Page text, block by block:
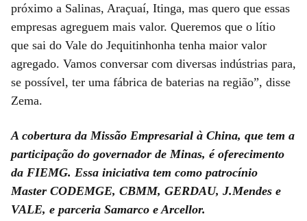
próximo a Salinas, Araçuaí, Itinga, mas quero que essas
empresas agreguem mais valor. Queremos que o lítio
que sai do Vale do Jequitinhonha tenha maior valor
agregado. Vamos conversar com diversas indústrias para,
se possível, ter uma fábrica de baterias na região”, disse
Zema.
A cobertura da Missão Empresarial à China, que tem a
participação do governador de Minas, é oferecimento
da FIEMG. Essa iniciativa tem como patrocínio
Master CODEMGE, CBMM, GERDAU, J.Mendes e
VALE, e parceria Samarco e Arcellor.